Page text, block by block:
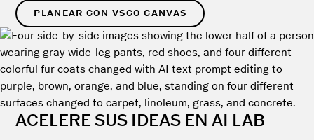
PLANEAR CON VSCO CANVAS
ACELERE SUS IDEAS EN AI LAB